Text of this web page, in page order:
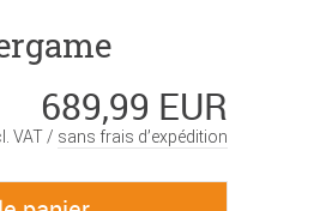
689,99 EUR
VAT / sans frais d’expédition